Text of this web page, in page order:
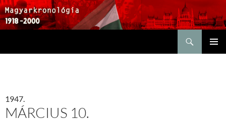
1947.
MÁRCIUS 10.